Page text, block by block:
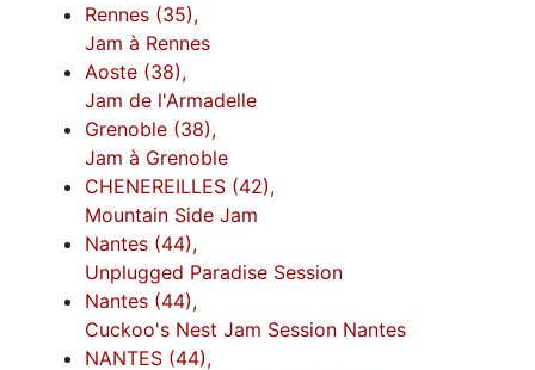
Rennes (35),
Jam à Rennes
Aoste (38),
Jam de l'Armadelle
Grenoble (38),
Jam à Grenoble
CHENEREILLES (42),
Mountain Side Jam
Nantes (44),
Unplugged Paradise Session
Nantes (44),
Cuckoo's Nest Jam Session Nantes
NANTES (44),